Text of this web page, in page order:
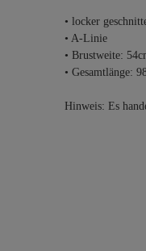
• locker
• A-Linie
• Brustweite:
• Gesamtlänge:
Hinweis: Es